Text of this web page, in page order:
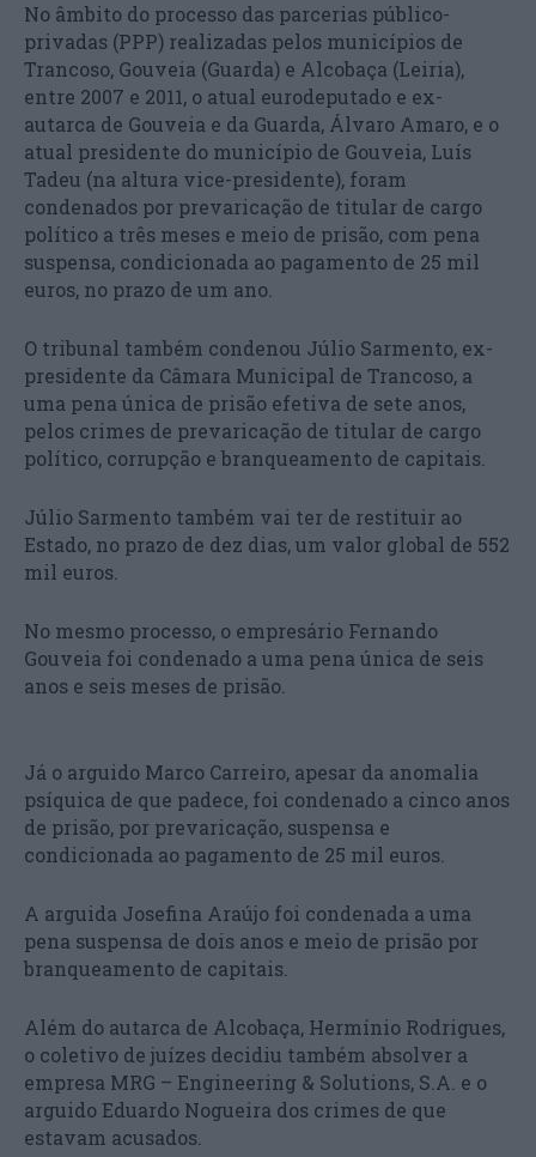
No âmbito do processo das parcerias público-
privadas (PPP) realizadas pelos municípios de
Trancoso, Gouveia (Guarda) e Alcobaça (Leiria),
entre 2007 e 2011, o atual eurodeputado e ex-
autarca de Gouveia e da Guarda, Álvaro Amaro, e o
atual presidente do município de Gouveia, Luís
Tadeu (na altura vice-presidente), foram
condenados por prevaricação de titular de cargo
político a três meses e meio de prisão, com pena
suspensa, condicionada ao pagamento de 25 mil
euros, no prazo de um ano.
O tribunal também condenou Júlio Sarmento, ex-
presidente da Câmara Municipal de Trancoso, a
uma pena única de prisão efetiva de sete anos,
pelos crimes de prevaricação de titular de cargo
político, corrupção e branqueamento de capitais.
Júlio Sarmento também vai ter de restituir ao
Estado, no prazo de dez dias, um valor global de 552
mil euros.
No mesmo processo, o empresário Fernando
Gouveia foi condenado a uma pena única de seis
anos e seis meses de prisão.
Já o arguido Marco Carreiro, apesar da anomalia
psíquica de que padece, foi condenado a cinco anos
de prisão, por prevaricação, suspensa e
condicionada ao pagamento de 25 mil euros.
A arguida Josefina Araújo foi condenada a uma
pena suspensa de dois anos e meio de prisão por
branqueamento de capitais.
Além do autarca de Alcobaça, Hermínio Rodrigues,
o coletivo de juízes decidiu também absolver a
empresa MRG – Engineering & Solutions, S.A. e o
arguido Eduardo Nogueira dos crimes de que
estavam acusados.